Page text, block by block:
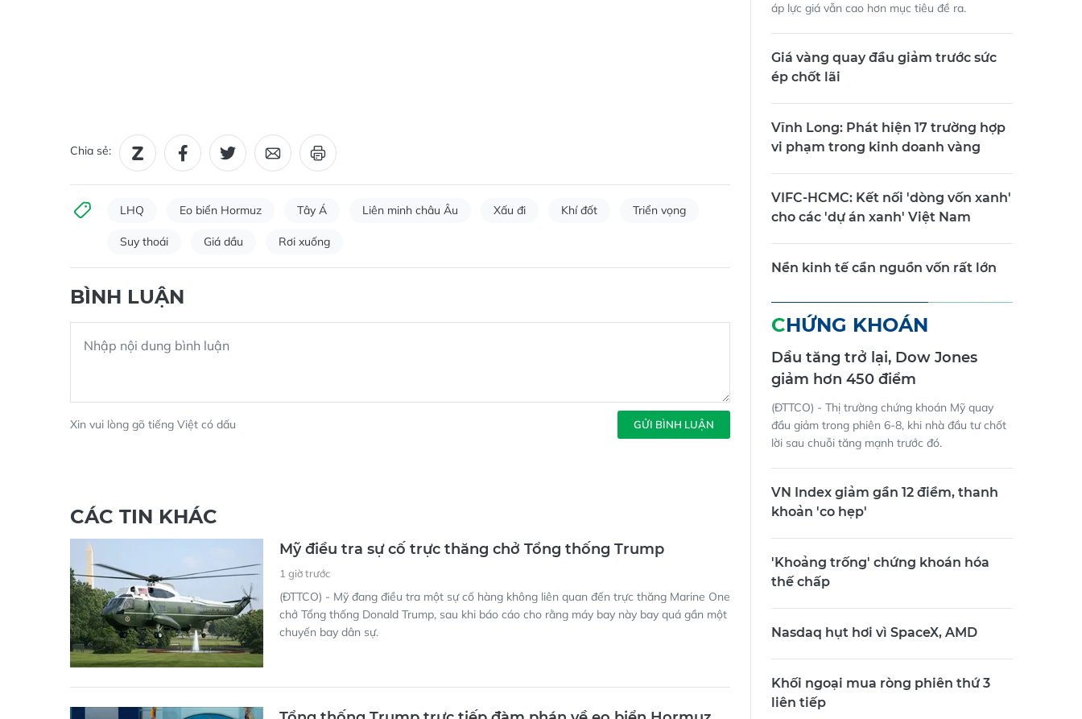
Chia sẻ:
LHQ Eo biển Hormuz Tây Á Liên minh châu Âu Xấu đi Khí đốt Triển vọng
Suy thoái Giá dầu Rơi xuống
BÌNH LUẬN
Xin vui lòng gõ tiếng Việt có dấu GỬI BÌNH LUẬN
CÁC TIN KHÁC
Mỹ điều tra sự cố trực thăng chở Tổng thống Trump
1 giờ trước
(ĐTTCO) - Mỹ đang điều tra một sự cố hàng không liên quan đến trực thăng Marine One
chở Tổng thống Donald Trump, sau khi báo cáo cho rằng máy bay này bay quá gần một
chuyến bay dân sự.
áp lực giá vẫn cao hơn mục tiêu đề ra.
Giá vàng quay đầu giảm trước sức
ép chốt lãi
Vĩnh Long: Phát hiện 17 trường hợp
vi phạm trong kinh doanh vàng
VIFC-HCMC: Kết nối 'dòng vốn xanh'
cho các 'dự án xanh' Việt Nam
Nền kinh tế cần nguồn vốn rất lớn
CHỨNG KHOÁN
Dầu tăng trở lại, Dow Jones
giảm hơn 450 điểm
(ĐTTCO) - Thị trường chứng khoán Mỹ quay
đầu giảm trong phiên 6-8, khi nhà đầu tư chốt
lời sau chuỗi tăng mạnh trước đó.
VN Index giảm gần 12 điểm, thanh
khoản 'co hẹp'
'Khoảng trống' chứng khoán hóa
thế chấp
Nasdaq hụt hơi vì SpaceX, AMD
Khối ngoại mua ròng phiên thứ 3
liên tiếp